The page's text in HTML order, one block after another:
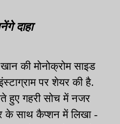
दाहा
की मोनोक्रोम साइड
पर शेयर की है.
हुए गहरी सोच में नजर
के साथ कैप्शन में लिखा -